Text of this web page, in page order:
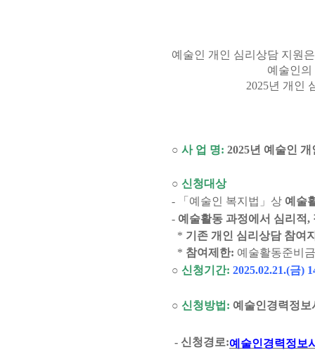
예술인 개인 심리상담 지원
예술인
2025년 개인
○ 사 업 명: 2025년 예술인
○ 신청대상
- 「 예술인 복지법 」 상 예술
- 예술활동 과정에서 심리적,
* 기존 개인 심리상담 참여
* 참여제한: 예술활동준비
○ 신청기간: 2025.02.21.(금)
○ 신청방법 : 예술인경력정보
- 신청경로:예술인경력정보